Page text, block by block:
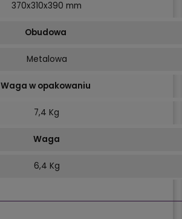
370x310x390 mm
Obudowa
Metalowa
Waga w opakowaniu
7,4 Kg
Waga
6,4 Kg